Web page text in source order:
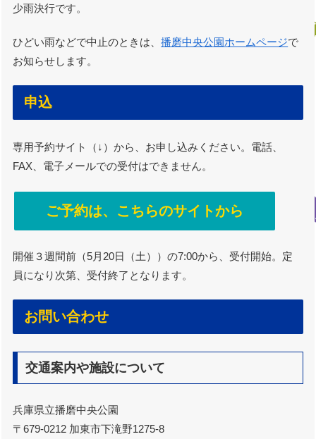
少雨決行です。
ひどい雨などで中止のときは、播磨中央公園ホームページで
お知らせします。
申込
専用予約サイト（↓）から、お申し込みください。電話、
FAX、電子メールでの受付はできません。
ご予約は、こちらのサイトから
開催３週間前（5月20日（土））の7:00から、受付開始。定
員になり次第、受付終了となります。
お問い合わせ
交通案内や施設について
兵庫県立播磨中央公園
〒679-0212 加東市下滝野1275-8